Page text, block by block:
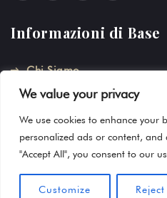
We value your privacy
We use cookies to enhance your
personalized ads or content, and
"Accept All", you consent to our
Customize
Informazioni di Base
Chi Siamo
Privacy
© 2019 Frontline byFarost. All